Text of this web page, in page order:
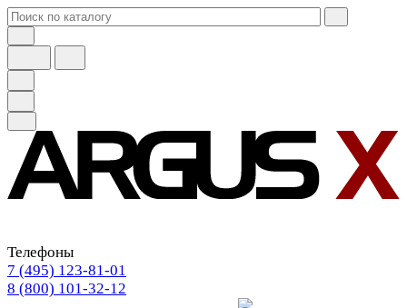
Телефоны
7 (495) 123-81-01
8 (800) 101-32-12